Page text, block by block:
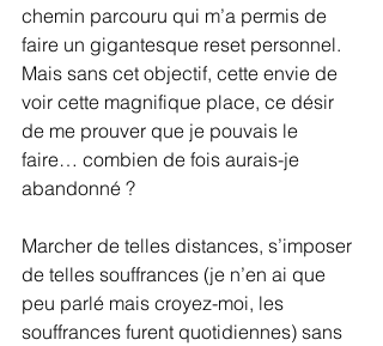
chemin parcouru qui m’a permis de
faire un gigantesque reset personnel.
Mais sans cet objectif, cette envie de
voir cette magnifique place, ce désir
de me prouver que je pouvais le
faire… combien de fois aurais-je
abandonné ?
Marcher de telles distances, s’imposer
de telles souffrances (je n’en ai que
peu parlé mais croyez-moi, les
souffrances furent quotidiennes) sans